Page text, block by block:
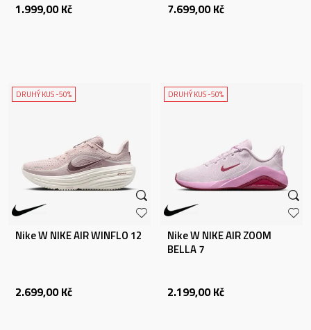
1.999,00 Kč 7.699,00 Kč
DRUHÝ KUS -50%
Nike W NIKE AIR WINFLO 12
2.699,00 Kč
DRUHÝ KUS -50%
Nike W NIKE AIR ZOOM
BELLA 7
2.199,00 Kč